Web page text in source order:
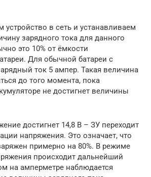
в сеть и устанавливаем
зарядного тока для данного
это 10% от ёмкости
Для обычной батареи с
ток 5 ампер. Такая величина
до того момента, пока
не достигнет величины
достигнет 14,8 В – ЗУ переходит
напряжения. Это означает, что
примерно на 80%. В режиме
происходит дальнейший
на амперметре наблюдается